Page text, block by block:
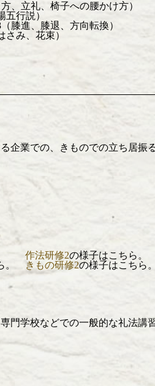
、立礼、椅子への腰かけ方）
行説）
膝進、膝退、方向転換）
み、花束）
企業での、きものでの立ち居振
。 作法研修2の様子はこちら。
。 きもの研修2の様子はこちら。
門学校などでの一般的な礼法講